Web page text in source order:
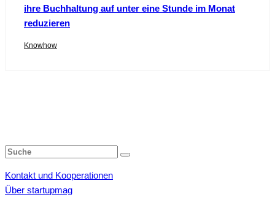
ihre Buchhaltung auf unter eine Stunde im Monat
reduzieren
Knowhow
Kontakt und Kooperationen
Über startupmag